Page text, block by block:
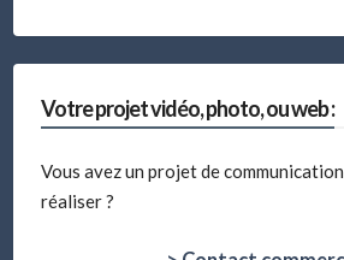
Votre projet vidéo, photo, ou web :
Vous avez un projet de
réaliser ?